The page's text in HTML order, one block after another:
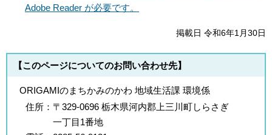
Adobe Reader が必要です。
掲載日 令和6年1月30日
【このページについてのお問い合わせ先】
ORIGAMIのまちかみのかわ 地域生活課 環境係
住所： 〒329-0696 栃木県河内郡上三川町しらさぎ
一丁目1番地